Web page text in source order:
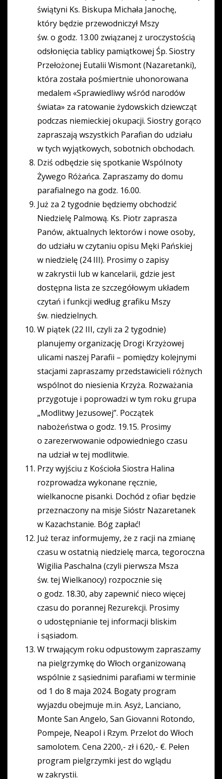
świątyni Ks. Biskupa Michała Janochę,
który będzie przewodniczył Mszy
św. o godz. 13.00 związanej z uroczystością
odsłonięcia tablicy pamiątkowej Śp. Siostry
Przełożonej Eutalii Wismont (Nazaretanki),
która została pośmiertnie uhonorowana
medalem «Sprawiedliwy wśród narodów
świata» za ratowanie żydowskich dziewcząt
podczas niemieckiej okupacji. Siostry gorąco
zapraszają wszystkich Parafian do udziału
w tych wyjątkowych, sobotnich obchodach.
Dziś odbędzie się spotkanie Wspólnoty
Żywego Różańca. Zapraszamy do domu
parafialnego na godz. 16.00.
Już za 2 tygodnie będziemy obchodzić
Niedzielę Palmową. Ks. Piotr zaprasza
Panów, aktualnych lektorów i nowe osoby,
do udziału w czytaniu opisu Męki Pańskiej
w niedzielę (24 III). Prosimy o zapisy
w zakrystii lub w kancelarii, gdzie jest
dostępna lista ze szczegółowym układem
czytań i funkcji według grafiku Mszy
św. niedzielnych.
W piątek (22 III, czyli za 2 tygodnie)
planujemy organizację Drogi Krzyżowej
ulicami naszej Parafii – pomiędzy kolejnymi
stacjami zapraszamy przedstawicieli różnych
wspólnot do niesienia Krzyża. Rozważania
przygotuje i poprowadzi w tym roku grupa
„Modlitwy Jezusowej”. Początek
nabożeństwa o godz. 19.15. Prosimy
o zarezerwowanie odpowiedniego czasu
na udział w tej modlitwie.
Przy wyjściu z Kościoła Siostra Halina
rozprowadza wykonane ręcznie,
wielkanocne pisanki. Dochód z ofiar będzie
przeznaczony na misje Sióstr Nazaretanek
w Kazachstanie. Bóg zapłać!
Już teraz informujemy, że z racji na zmianę
czasu w ostatnią niedzielę marca, tegoroczna
Wigilia Paschalna (czyli pierwsza Msza
św. tej Wielkanocy) rozpocznie się
o godz. 18.30, aby zapewnić nieco więcej
czasu do porannej Rezurekcji. Prosimy
o udostępnianie tej informacji bliskim
i sąsiadom.
W trwającym roku odpustowym zapraszamy
na pielgrzymkę do Włoch organizowaną
wspólnie z sąsiednimi parafiami w terminie
od 1 do 8 maja 2024. Bogaty program
wyjazdu obejmuje m.in. Asyż, Lanciano,
Monte San Angelo, San Giovanni Rotondo,
Pompeje, Neapol i Rzym. Przelot do Włoch
samolotem. Cena 2200,- zł i 620,- €. Pełen
program pielgrzymki jest do wglądu
w zakrystii.